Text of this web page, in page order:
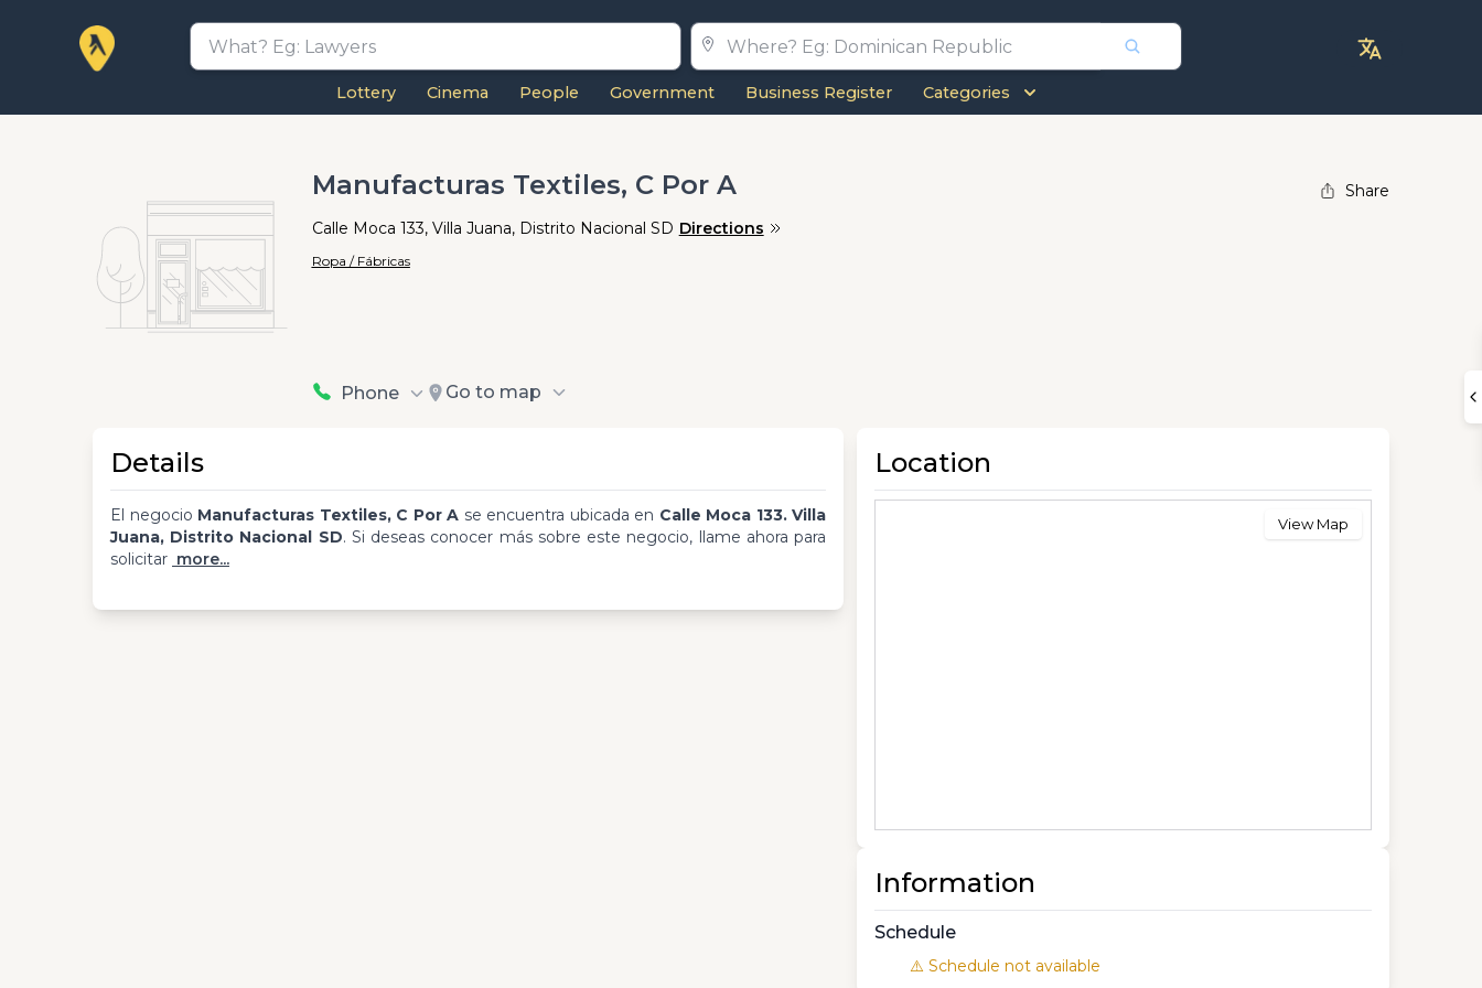
Lottery Cinema People Government Business Register Categories
Manufacturas Textiles, C Por A
Calle Moca 133, Villa Juana, Distrito Nacional SD Directions
Ropa / Fábricas
Phone Go to map
Share
Details
El negocio Manufacturas Textiles, C Por A se encuentra ubicada en Calle Moca 133. Villa
Juana, Distrito Nacional SD. Si deseas conocer más sobre este negocio, llame ahora para
solicitar more...
Location
View Map
Information
Schedule
⚠️ Schedule not available